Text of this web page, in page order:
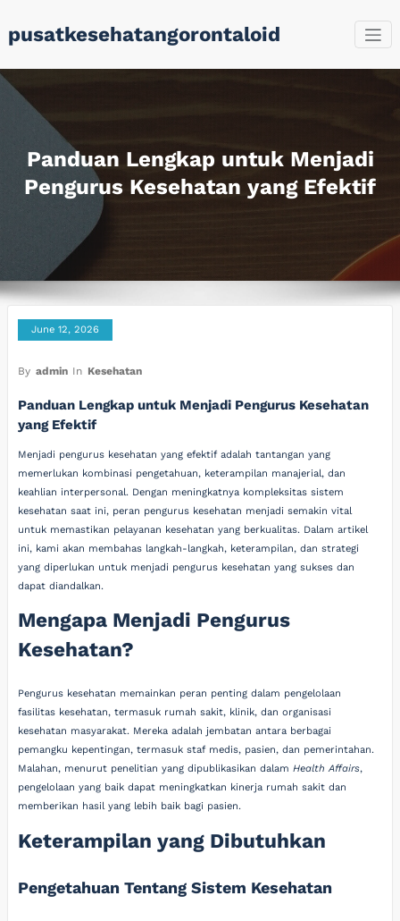
to
content
pusatkesehatangorontaloid
Panduan Lengkap untuk Menjadi
Pengurus Kesehatan yang Efektif
June 12, 2026
By admin In Kesehatan
Panduan Lengkap untuk Menjadi Pengurus Kesehatan
yang Efektif
Menjadi pengurus kesehatan yang efektif adalah tantangan yang
memerlukan kombinasi pengetahuan, keterampilan manajerial, dan
keahlian interpersonal. Dengan meningkatnya kompleksitas sistem
kesehatan saat ini, peran pengurus kesehatan menjadi semakin vital
untuk memastikan pelayanan kesehatan yang berkualitas. Dalam artikel
ini, kami akan membahas langkah-langkah, keterampilan, dan strategi
yang diperlukan untuk menjadi pengurus kesehatan yang sukses dan
dapat diandalkan.
Mengapa Menjadi Pengurus
Kesehatan?
Pengurus kesehatan memainkan peran penting dalam pengelolaan
fasilitas kesehatan, termasuk rumah sakit, klinik, dan organisasi
kesehatan masyarakat. Mereka adalah jembatan antara berbagai
pemangku kepentingan, termasuk staf medis, pasien, dan pemerintahan.
Malahan, menurut penelitian yang dipublikasikan dalamHealth Affairs,
pengelolaan yang baik dapat meningkatkan kinerja rumah sakit dan
memberikan hasil yang lebih baik bagi pasien.
Keterampilan yang Dibutuhkan
Pengetahuan Tentang Sistem Kesehatan